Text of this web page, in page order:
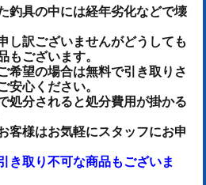
釣具の中には経年劣化などで壊
し訳ございませんがどうしても
もございます。
希望の場合は無料で引き取りさ
安心ください。
処分されると処分費用が掛かる
客様はお気軽にスタッフにお申
き取り不可な商品もございま